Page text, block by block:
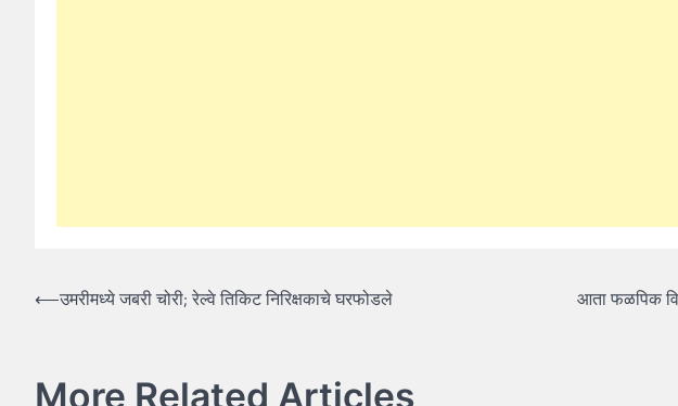
Post
⟵उमरीमध्ये जबरी चोरी; रेल्वे तिकिट निरिक्षकाचे घरफोडले
आता फळपिक
More Related Articles